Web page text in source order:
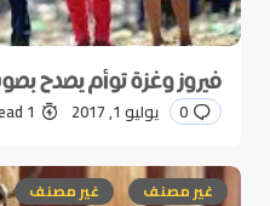
فيروز وغزة توأم يصدح
0 يوليو 1, 2017 1 min read
غير مصنف غير مصنف